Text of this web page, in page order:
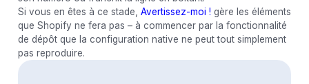
Si vous en êtes à ce stade, Avertissez-moi ! gère les éléments
que Shopify ne fera pas – à commencer par la fonctionnalité
de dépôt que la configuration native ne peut tout simplement
pas reproduire.